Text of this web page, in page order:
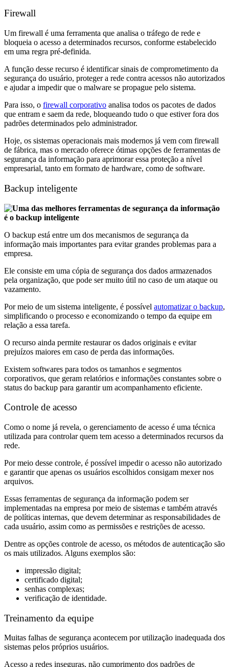
Firewall
Um firewall é uma ferramenta que analisa o tráfego de rede e
bloqueia o acesso a determinados recursos, conforme estabelecido
em uma regra pré-definida.
A função desse recurso é identificar sinais de comprometimento da
segurança do usuário, proteger a rede contra acessos não autorizados
e ajudar a impedir que o malware se propague pelo sistema.
Para isso, o firewall corporativo analisa todos os pacotes de dados
que entram e saem da rede, bloqueando tudo o que estiver fora dos
padrões determinados pelo administrador.
Hoje, os sistemas operacionais mais modernos já vem com firewall
de fábrica, mas o mercado oferece ótimas opções de ferramentas de
segurança da informação para aprimorar essa proteção a nível
empresarial, tanto em formato de hardware, como de software.
Backup inteligente
O backup está entre um dos mecanismos de segurança da
informação mais importantes para evitar grandes problemas para a
empresa.
Ele consiste em uma cópia de segurança dos dados armazenados
pela organização, que pode ser muito útil no caso de um ataque ou
vazamento.
Por meio de um sistema inteligente, é possível automatizar o backup,
simplificando o processo e economizando o tempo da equipe em
relação a essa tarefa.
O recurso ainda permite restaurar os dados originais e evitar
prejuízos maiores em caso de perda das informações.
Existem softwares para todos os tamanhos e segmentos
corporativos, que geram relatórios e informações constantes sobre o
status do backup para garantir um acompanhamento eficiente.
Controle de acesso
Como o nome já revela, o gerenciamento de acesso é uma técnica
utilizada para controlar quem tem acesso a determinados recursos da
rede.
Por meio desse controle, é possível impedir o acesso não autorizado
e garantir que apenas os usuários escolhidos consigam mexer nos
arquivos.
Essas ferramentas de segurança da informação podem ser
implementadas na empresa por meio de sistemas e também através
de políticas internas, que devem determinar as responsabilidades de
cada usuário, assim como as permissões e restrições de acesso.
Dentre as opções controle de acesso, os métodos de autenticação são
os mais utilizados. Alguns exemplos são:
impressão digital;
certificado digital;
senhas complexas;
verificação de identidade.
Treinamento da equipe
Muitas falhas de segurança acontecem por utilização inadequada dos
sistemas pelos próprios usuários.
Acesso a redes inseguras, não cumprimento dos padrões de